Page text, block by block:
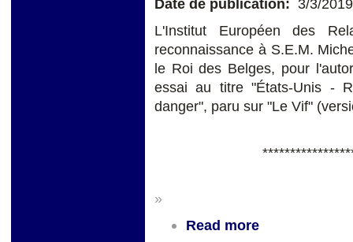
L'Institut Européen des
reconnaissance à S.E.M.
le Roi des Belges, pour
essai au titre "États-Unis -
danger", paru sur "Le Vif"
»
Read more